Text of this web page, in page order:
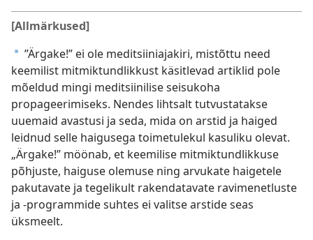
[Allmärkused]
a ”Ärgake!” ei ole meditsiiniajakiri, mistõttu need
keemilist mitmiktundlikkust käsitlevad artiklid pole
mõeldud mingi meditsiinilise seisukoha
propageerimiseks. Nendes lihtsalt tutvustatakse
uuemaid avastusi ja seda, mida on arstid ja haiged
leidnud selle haigusega toimetulekul kasuliku olevat.
„Ärgake!” möönab, et keemilise mitmiktundlikkuse
põhjuste, haiguse olemuse ning arvukate haigetele
pakutavate ja tegelikult rakendatavate ravimenetluste
ja -programmide suhtes ei valitse arstide seas
üksmeelt.